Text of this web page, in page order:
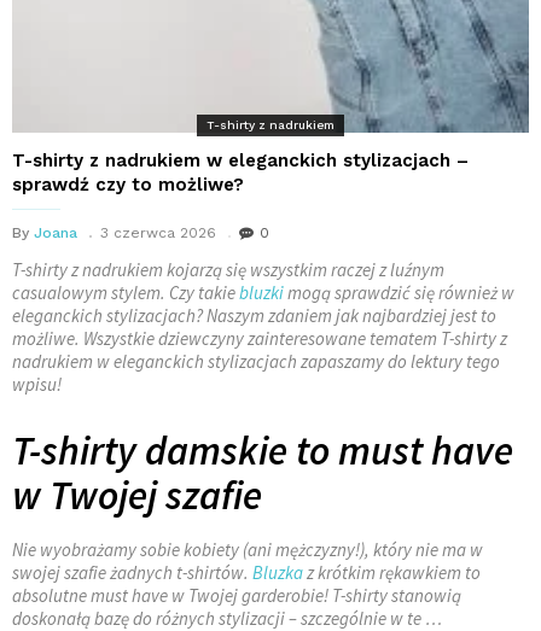
T-shirty z nadrukiem
T-shirty z nadrukiem w eleganckich stylizacjach –
sprawdź czy to możliwe?
By Joana 3 czerwca 2026 0
T-shirty z nadrukiem kojarzą się wszystkim raczej z luźnym
casualowym stylem. Czy takiebluzkimogą sprawdzić się również w
eleganckich stylizacjach? Naszym zdaniem jak najbardziej jest to
możliwe. Wszystkie dziewczyny zainteresowane tematem T-shirty z
nadrukiem w eleganckich stylizacjach zapaszamy do lektury tego
wpisu!
T-shirty damskie to must have
w Twojej szafie
Nie wyobrażamy sobie kobiety (ani mężczyzny!), który nie ma w
swojej szafie żadnych t-shirtów. Bluzkaz krótkim rękawkiem to
absolutne must have w Twojej garderobie! T-shirty stanowią
doskonałą bazę do różnych stylizacji – szczególnie w te …